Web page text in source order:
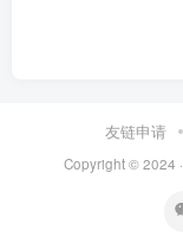
友链申请
Copyright © 2024 ·